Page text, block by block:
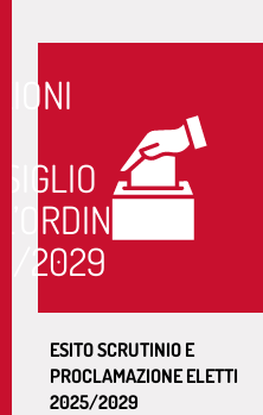
2029
ESITO SCRUTINIO E
PROCLAMAZIONE ELETTI
2025/2029